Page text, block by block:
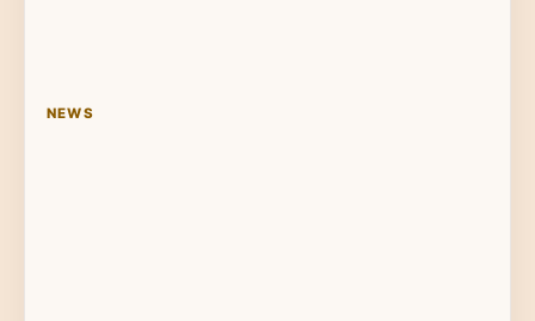
NEWS